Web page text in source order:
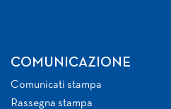
COMUNICAZIONE
Comunicati stampa
Rassegna stampa